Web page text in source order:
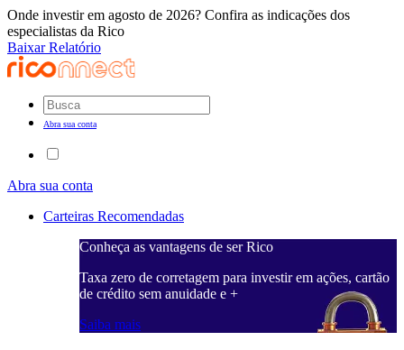
Onde investir em agosto de 2026? Confira as indicações dos
especialistas da Rico
Baixar Relatório
Abra sua conta
Abra sua conta
Carteiras Recomendadas
Conheça as vantagens de ser Rico
Taxa zero de corretagem para investir em ações, cartão
de crédito sem anuidade e +
Saiba mais